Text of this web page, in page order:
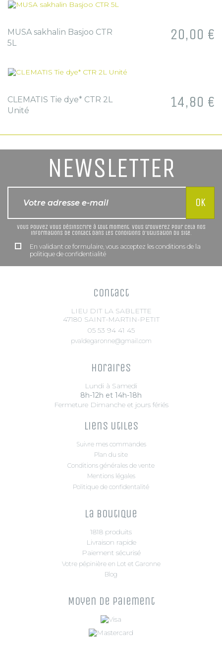
MUSA sakhalin Basjoo CTR
5L
Prix
20,00 €
CLEMATIS Tie dye* CTR 2L
Unité
Prix
14,80 €
NEWSLETTER
Vous pouvez vous désinscrire à tout moment. Vous trouverez pour cela nos
informations de contact dans les conditions d'utilisation du site.
En validant ce formulaire, vous acceptez les conditions de la
politique de confidentialité
Contact
LIEU DIT LA SABLETTE
47180 SAINT-MARTIN-PETIT
05 53 94 41 45
pvaldegaronne@gmail.com
Horaires
Lundi à Samedi
8h-12h et 14h-18h
Fermeture Dimanche et jours fériés
Liens utiles
Suivre mes commandes
Plan du site
Conditions générales de vente
Mentions légales
Politique de confidentalité
La boutique
1818 produits
Livraison rapide
Paiement sécurisé
Votre pépinière en Lot et Garonne
Blog
Moyen de paiement